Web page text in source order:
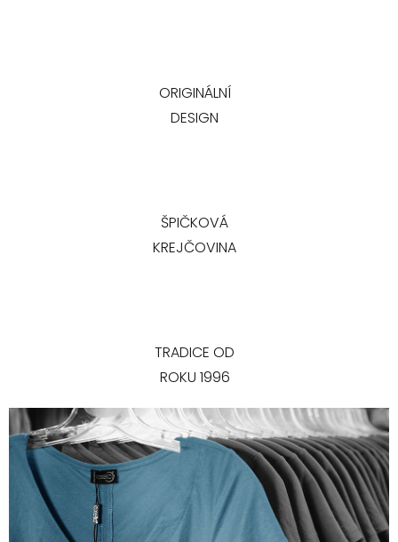
ORIGINÁLNÍ
DESIGN
ŠPIČKOVÁ
KREJČOVINA
TRADICE OD
ROKU 1996